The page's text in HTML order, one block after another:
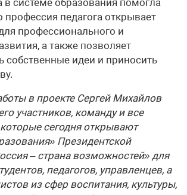
профессия педагога открывает
профессионального и
а также позволяет
собственные идеи и приносить
в проекте Сергей Михайлов
участников, команду и все
сегодня открывают
Президентской
– страна возможностей» для
педагогов, управленцев, а
из сфер воспитания, культуры,